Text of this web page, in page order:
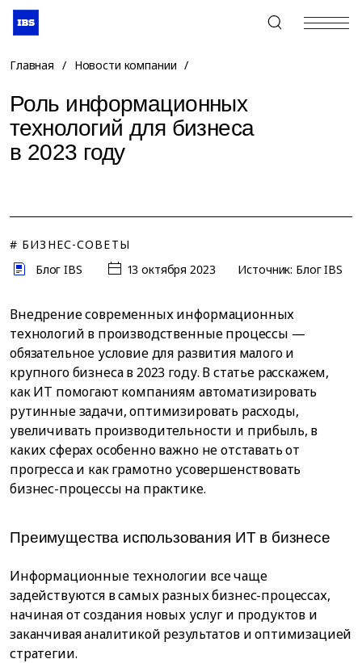
+7 (495) 967-80-80
Главная / Новости компании /
Роль информационных
технологий для бизнеса
в 2023 году
# БИЗНЕС-СОВЕТЫ
Блог IBS
13 октября 2023 Источник: Блог IBS
Внедрение современных информационных
технологий в производственные процессы —
обязательное условие для развития малого и
крупного бизнеса в 2023 году. В статье расскажем,
как ИТ помогают компаниям автоматизировать
рутинные задачи, оптимизировать расходы,
увеличивать производительности и прибыль, в
каких сферах особенно важно не отставать от
прогресса и как грамотно усовершенствовать
бизнес-процессы на практике.
Преимущества использования ИТ в бизнесе
Информационные технологии все чаще
задействуются в самых разных бизнес-процессах,
начиная от создания новых услуг и продуктов и
заканчивая аналитикой результатов и оптимизацией
стратегии.